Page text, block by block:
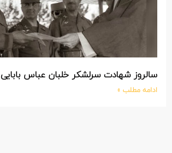
سالروز شهادت سرلشکر خلبان عباس بابایی
ادامه مطلب »